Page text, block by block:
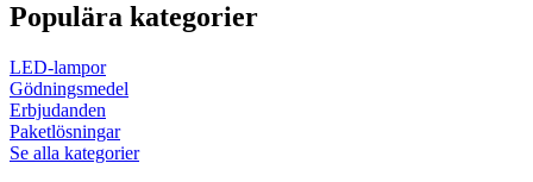
Populära kategorier
LED-lampor
Gödningsmedel
Erbjudanden
Paketlösningar
Se alla kategorier